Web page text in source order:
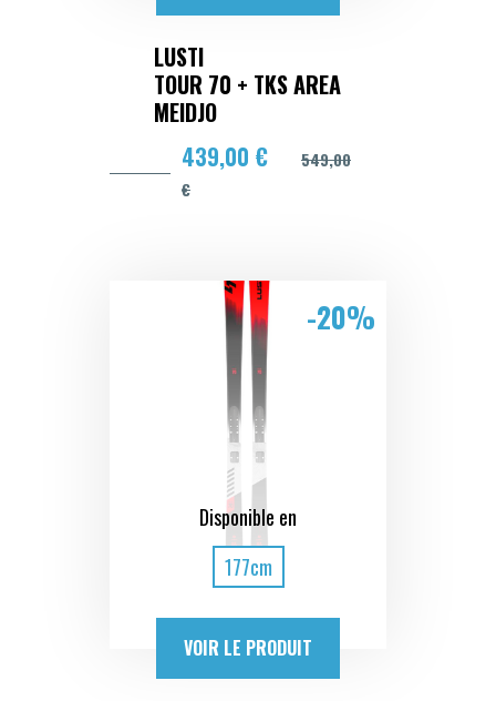
LUSTI
TOUR 70 + TKS AREA
MEIDJO
439,00 €
549,00
€
Disponible en
177cm
-20%
VOIR LE PRODUIT